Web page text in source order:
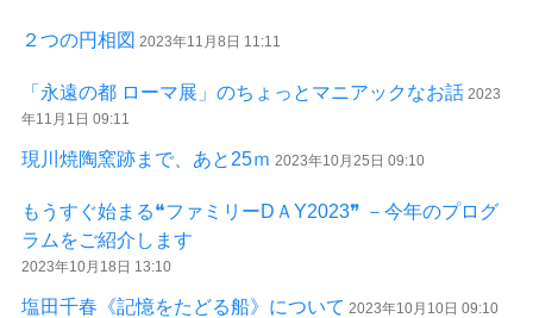
２つの円相図 2023年11月8日 11:11
「永遠の都 ローマ展」のちょっとマニアックなお話 2023
年11月1日 09:11
現川焼陶窯跡まで、あと25ｍ 2023年10月25日 09:10
もうすぐ始まる❝ファミリーDＡY2023❞ －今年のプログ
ラムをご紹介します
2023年10月18日 13:10
塩田千春《記憶をたどる船》について 2023年10月10日 09:10